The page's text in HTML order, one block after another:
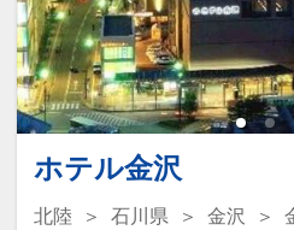
提携駐車場あり（有
■周辺観光
近江町市場（徒歩1分
15分）、ひがし茶屋
沢21世紀美術館（徒歩
園（徒歩10分）
繁華街の中間に位置
はすぐ近く。
また「兼六園」や「
の
主要観光スポットもす
ホテル金沢
北陸 石川県 金沢